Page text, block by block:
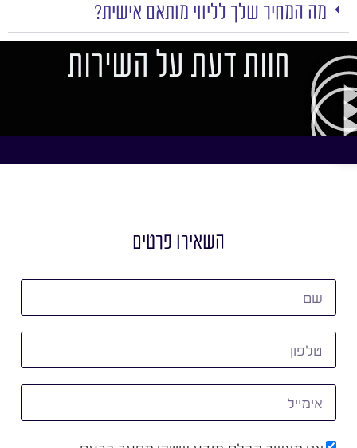
מה המחיר שלך לליווי מותאם אישית?
חוות דעת על השירות
השאירו פרטים